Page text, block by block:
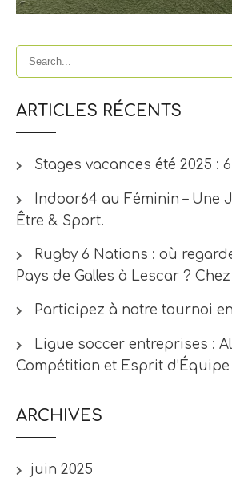
ARTICLES RÉCENTS
Stages vacances été 2025 :
Indoor64 au Féminin – Une
Être & Sport.
Rugby 6 Nations : où
Pays de Galles à Lescar ?
Participez à notre tournoi
Ligue soccer entreprises :
Compétition et Esprit d’Équipe
ARCHIVES
juin 2025